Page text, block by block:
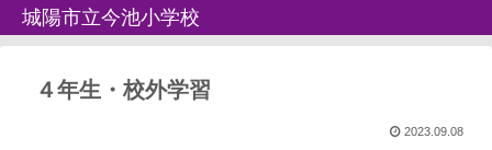
城陽市立今池小学校
４年生・校外学習
2023.09.08